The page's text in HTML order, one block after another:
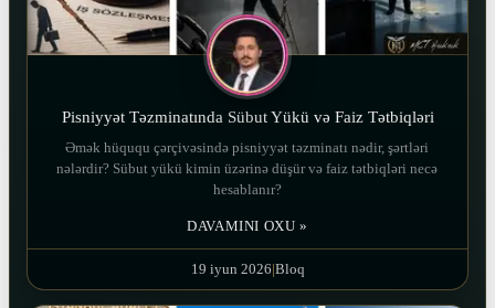
Pisniyyət Təzminatında Sübut Yükü və Faiz Tətbiqləri
Əmək hüququ çərçivəsində pisniyyət təzminatı nədir, şərtləri
nələrdir? Sübut yükü kimin üzərinə düşür və faiz tətbiqləri necə
hesablanır?
DAVAMINI OXU »
19 iyun 2026|Bloq